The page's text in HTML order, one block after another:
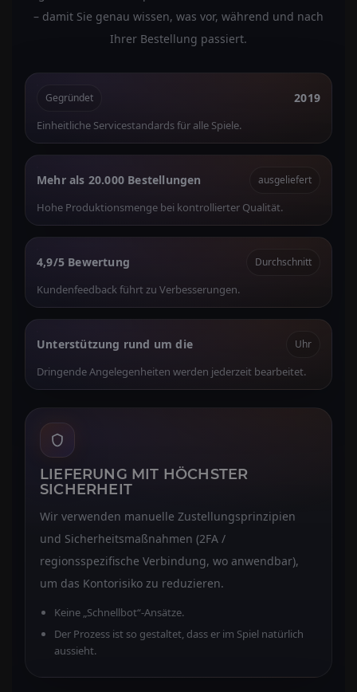
– damit Sie genau wissen, was vor, während und nach
Ihrer Bestellung passiert.
Gegründet 2019
Einheitliche Servicestandards für alle Spiele.
Mehr als 20.000 Bestellungen ausgeliefert
Hohe Produktionsmenge bei kontrollierter Qualität.
4,9/5 Bewertung Durchschnitt
Kundenfeedback führt zu Verbesserungen.
Unterstützung rund um die Uhr
Dringende Angelegenheiten werden jederzeit bearbeitet.
LIEFERUNG MIT HÖCHSTER
SICHERHEIT
Wir verwenden manuelle Zustellungsprinzipien
und Sicherheitsmaßnahmen (2FA /
regionsspezifische Verbindung, wo anwendbar),
um das Kontorisiko zu reduzieren.
Keine „Schnellbot“-Ansätze.
Der Prozess ist so gestaltet, dass er im Spiel natürlich
aussieht.